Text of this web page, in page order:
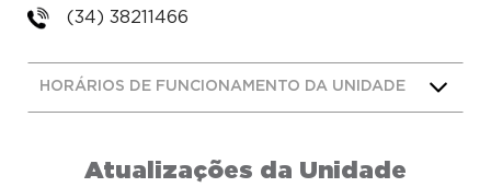
(34) 38211466
HORÁRIOS DE FUNCIONAMENTO DA UNIDADE
Atualizações da Unidade